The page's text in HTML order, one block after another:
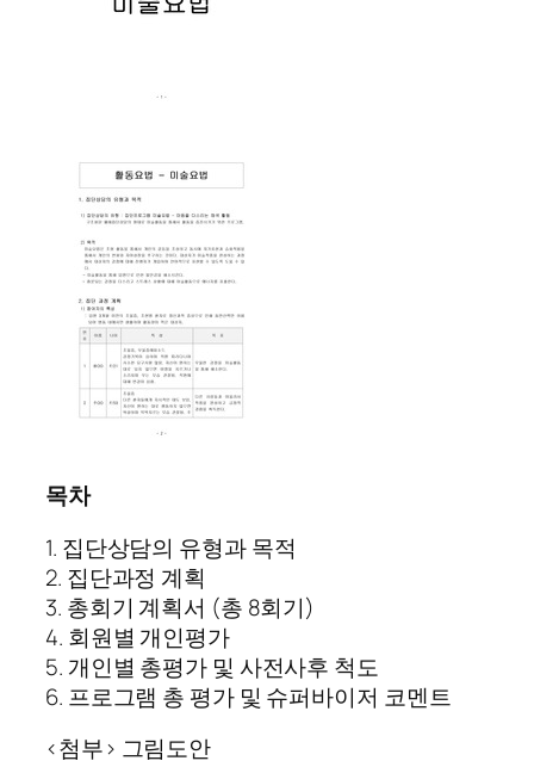
목차
1. 집단상담의 유형과 목적
2. 집단과정 계획
3. 총회기 계획서 (총 8회기)
4. 회원별 개인평가
5. 개인별 총평가 및 사전사후 척도
6. 프로그램 총 평가 및 슈퍼바이저 코멘트
<첨부> 그림도안